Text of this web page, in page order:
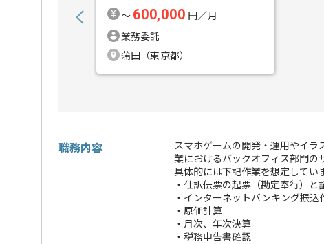
〜 600,000 円／月
業務委託
蒲田（東京都）
職務内容
スマホゲームの開発・運用やイ
業におけるバックオフィス部門の
具体的には下記作業を想定してい
・仕訳伝票の起票（勘定奉行）と
・インターネットバンキング振込
・原価計算
・月次、年次決算
・税務申告書確認